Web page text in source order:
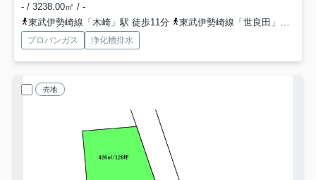
- / 3238.00㎡ / -
東武伊勢崎線「木崎」駅 徒歩11分
東武伊勢崎線「世良田」駅 徒歩46分
プロパンガス 浄化槽排水
売地